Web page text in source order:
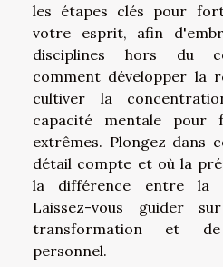
les étapes clés pour
votre esprit, afin
disciplines hors du
comment développer la
cultiver la
capacité mentale pour
extrêmes. Plongez dans
détail compte et où la
la différence entre la
Laissez-vous guider
transformation et de
personnel.